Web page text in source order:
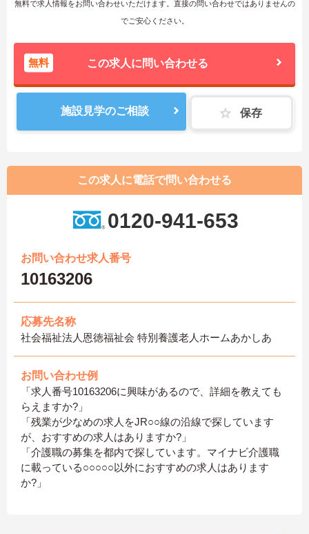
無料で求人情報をお問い合わせいただけます。直接の問い合わせではありませんの
でご安心ください。
無料 この求人に問い合わせる
施設見学のご相談 保存
この求人に電話で問い合わせる
0120-941-653
お問い合わせ求人番号
10163206
応募先名称
社会福祉法人恩徳福祉会 特別養護老人ホームあかしあ
お問い合わせ例
「求人番号10163206に興味があるので、詳細を教えても
らえますか?」
「残業が少なめの求人をJR○○線の沿線で探しています
が、おすすめの求人はありますか?」
「介護職の募集を都内で探しています。マイナビ介護職
に載っている○○○○○以外におすすめの求人はあります
か?」